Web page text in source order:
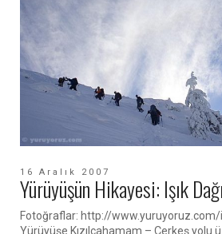
16 Aralık 2007
Yürüyüşün Hikayesi: Işık Dağı
Fotoğraflar: http://www.yuruyoruz.com/
Yürüyüşe Kızılcahamam – Çerkeş yolu